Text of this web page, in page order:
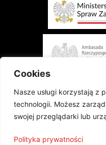
Cookies
Nasze usługi korzystają z
technologii. Możesz
swojej przeglądarki lub
Polityka prywatności
Projekt finansowany przez